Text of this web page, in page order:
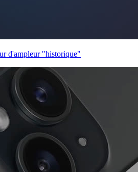
d'ampleur "historique"